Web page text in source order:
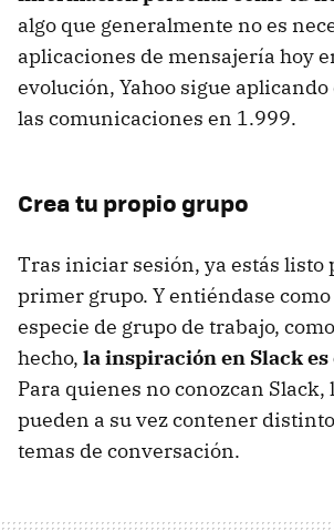
algo que generalmente no es
aplicaciones de mensajería hoy
evolución, Yahoo sigue aplicando
las comunicaciones en 1.999.
Crea tu propio grupo
Tras iniciar sesión, ya estás listo
primer grupo. Y entiéndase
especie de grupo de trabajo,
hecho, la inspiración en Slack
Para quienes no conozcan Slack,
pueden a su vez contener
temas de conversación.